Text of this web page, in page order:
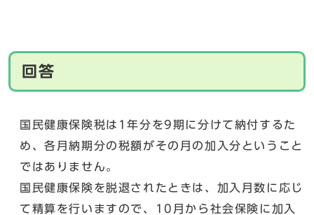
回答
国民健康保険税は1年分を9期に分けて納付するた
め、各月納期分の税額がその月の加入分ということ
ではありません。
国民健康保険を脱退されたときは、加入月数に応じ
て精算を行いますので、10月から社会保険に加入